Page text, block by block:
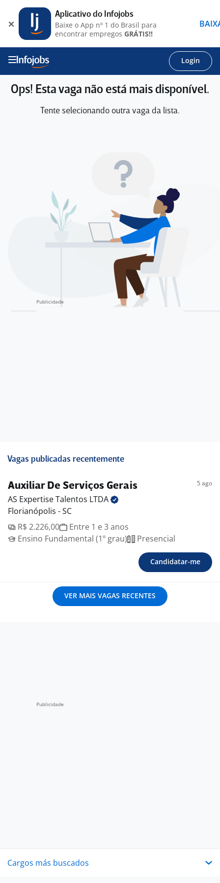
Login
Ops! Esta vaga não está mais disponível.
Tente selecionando outra vaga da lista.
Vagas publicadas recentemente
Auxiliar De Serviços Gerais 5 ago
AS Expertise Talentos LTDA
Florianópolis - SC
R$ 2.226,00
Entre 1 e 3 anos
Ensino Fundamental (1º grau)
Presencial
Candidatar-me
VER MAIS VAGAS RECENTES
Cargos más buscados
Aplicativo do Infojobs
Baixe o App nº 1 do Brasil para
encontrar empregos GRÁTIS!!